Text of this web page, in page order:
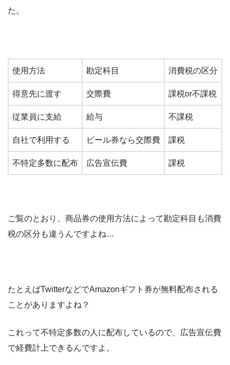
た。
使用方法 勘定科目 消費税の区分
得意先に渡す 交際費 課税or不課税
従業員に支給 給与 不課税
自社で利用する ビール券なら交際費 課税
不特定多数に配布 広告宣伝費 課税
ご覧のとおり、商品券の使用方法によって勘定科目も消費
税の区分も違うんですよね…
たとえばTwitterなどでAmazonギフト券が無料配布される
ことがありますよね？
これって不特定多数の人に配布しているので、広告宣伝費
で経費計上できるんですよ。